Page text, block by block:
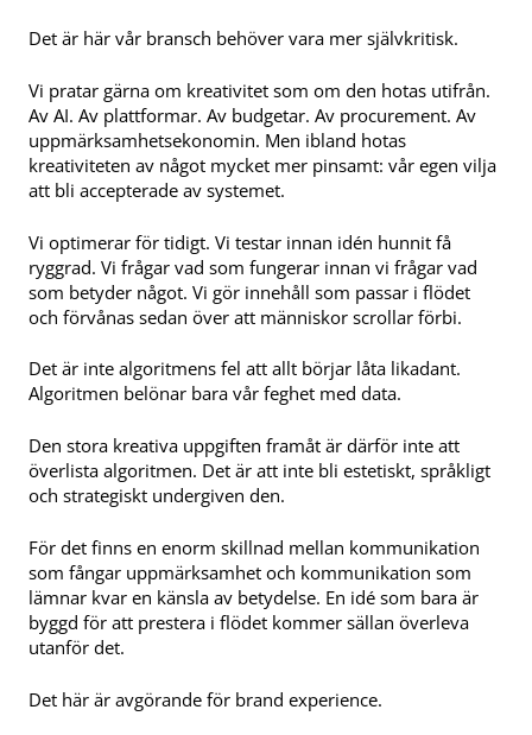
Det är här vår bransch behöver vara mer självkritisk.
Vi pratar gärna om kreativitet som om den hotas utifrån.
Av AI. Av plattformar. Av budgetar. Av procurement. Av
uppmärksamhetsekonomin. Men ibland hotas
kreativiteten av något mycket mer pinsamt: vår egen vilja
att bli accepterade av systemet.
Vi optimerar för tidigt. Vi testar innan idén hunnit få
ryggrad. Vi frågar vad som fungerar innan vi frågar vad
som betyder något. Vi gör innehåll som passar i flödet
och förvånas sedan över att människor scrollar förbi.
Det är inte algoritmens fel att allt börjar låta likadant.
Algoritmen belönar bara vår feghet med data.
Den stora kreativa uppgiften framåt är därför inte att
överlista algoritmen. Det är att inte bli estetiskt, språkligt
och strategiskt undergiven den.
För det finns en enorm skillnad mellan kommunikation
som fångar uppmärksamhet och kommunikation som
lämnar kvar en känsla av betydelse. En idé som bara är
byggd för att prestera i flödet kommer sällan överleva
utanför det.
Det här är avgörande för brand experience.